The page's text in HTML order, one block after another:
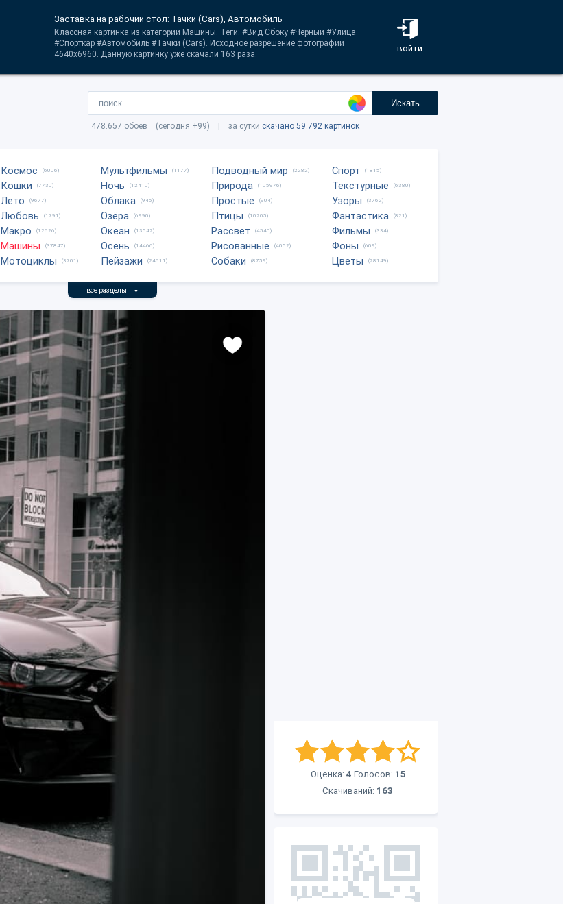
войти
Заставка на рабочий стол: Тачки (Cars), Автомобиль
Классная картинка из категории Машины. Теги: #Вид Сбоку #Черный #Улица
#Спорткар #Автомобиль #Тачки (Cars). Исходное разрешение фотографии
4640x6960. Данную картинку уже скачали 163 раза.
Искать
478.657 обоев (сегодня +99) | за сутки скачано 59.792 картинок
Космос (6006)
Кошки (7730)
Лето (9677)
Любовь (1791)
Макро (12626)
Машины (37847)
Мотоциклы (3701)
Мультфильмы (1177)
Ночь (12410)
Облака (945)
Озёра (6990)
Океан (13542)
Осень (14466)
Пейзажи (24611)
Подводный мир (2282)
Природа (105976)
Простые (904)
Птицы (10205)
Рассвет (4540)
Рисованные (4052)
Собаки (8759)
Спорт (1815)
Текстурные (6380)
Узоры (3762)
Фантастика (821)
Фильмы (334)
Фоны (609)
Цветы (28149)
все разделы ▼
Оценка: 4 Голосов: 15
Скачиваний: 163